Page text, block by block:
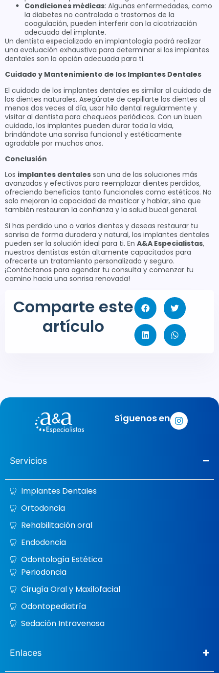
Condiciones médicas: Algunas enfermedades, como
la diabetes no controlada o trastornos de la
coagulación, pueden interferir con la cicatrización
adecuada del implante.
Un dentista especializado en implantología podrá realizar
una evaluación exhaustiva para determinar si los implantes
dentales son la opción adecuada para ti.
Cuidado y Mantenimiento de los Implantes Dentales
El cuidado de los implantes dentales es similar al cuidado de
los dientes naturales. Asegúrate de cepillarte los dientes al
menos dos veces al día, usar hilo dental regularmente y
visitar al dentista para chequeos periódicos. Con un buen
cuidado, los implantes pueden durar toda la vida,
brindándote una sonrisa funcional y estéticamente
agradable por muchos años.
Conclusión
Los implantes dentales son una de las soluciones más
avanzadas y efectivas para reemplazar dientes perdidos,
ofreciendo beneficios tanto funcionales como estéticos. No
solo mejoran la capacidad de masticar y hablar, sino que
también restauran la confianza y la salud bucal general.
Si has perdido uno o varios dientes y deseas restaurar tu
sonrisa de forma duradera y natural, los implantes dentales
pueden ser la solución ideal para ti. En A&A Especialistas,
nuestros dentistas están altamente capacitados para
ofrecerte un tratamiento personalizado y seguro.
¡Contáctanos para agendar tu consulta y comenzar tu
camino hacia una sonrisa renovada!
Comparte este
artículo
Síguenos en
Servicios
Implantes Dentales
Ortodoncia
Rehabilitación oral
Endodoncia
Odontología Estética
Periodoncia
Cirugía Oral y Maxilofacial
Odontopediatría
Sedación Intravenosa
Enlaces